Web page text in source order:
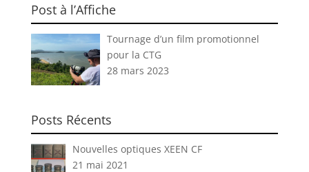
Post à l’Affiche
Tournage d’un film promotionnel
pour la CTG
28 mars 2023
Posts Récents
Nouvelles optiques XEEN CF
21 mai 2021